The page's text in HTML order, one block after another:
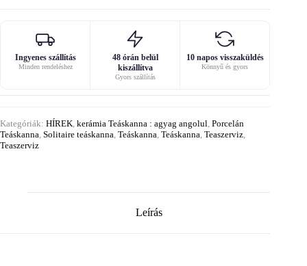
Ingyenes szállítás
Minden rendeléshez
48 órán belül
kiszállítva
Gyors szállítás
10 napos visszaküldés
Könnyű és gyors
Kategóriák: HÍREK kerámia Teáskanna : agyag angolul Porcelán
Teáskanna Solitaire teáskanna Teáskanna Teáskanna Teaszerviz
Teaszerviz
Leírás